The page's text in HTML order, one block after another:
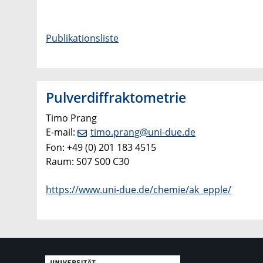
Publikationsliste
Pulverdiffraktometrie
Timo Prang
E-mail:
timo.prang@uni-due.de
Fon: +49 (0) 201 183 4515
Raum: S07 S00 C30
https://www.uni-due.de/chemie/ak_epple/